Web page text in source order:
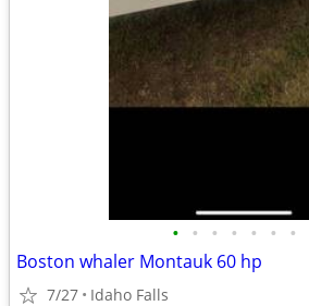
• • • • • • •
Boston whaler Montauk 60 hp
7/27 Idaho Falls